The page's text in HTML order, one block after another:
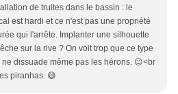
de truites dans le bassin : le
est hardi et ce n'est pas une propriété
qui l'arrête. Implanter une silhouette
sur la rive ? On voit trop que ce type
dissuade même pas les hérons. 😉<br
piranhas. 😅